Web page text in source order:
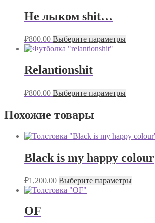
Не лыком shit…
₽800.00 Выберите параметры
Relantionshit
₽800.00 Выберите параметры
Похожие товары
Black is my happy colour
₽1,200.00 Выберите параметры
OF